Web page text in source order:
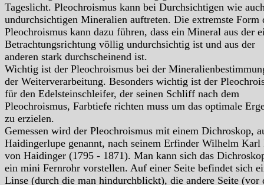
Tageslicht. Pleochroismus kann bei Durchsichtigen wie
undurchsichtigen Mineralien auftreten. Die extremste Form
Pleochroismus kann dazu führen, dass ein Mineral aus der
Betrachtungsrichtung völlig undurchsichtig ist und aus der
anderen stark durchscheinend ist.
Wichtig ist der Pleochroismus bei der
der Weiterverarbeitung. Besonders wichtig ist der
für den Edelsteinschleifer, der seinen Schliff nach dem
Pleochroismus, Farbtiefe richten muss um das optimale
zu erzielen.
Gemessen wird der Pleochroismus mit einem Dichroskop,
Haidingerlupe genannt, nach seinem Erfinder Wilhelm Karl
von Haidinger (1795 - 1871). Man kann sich das
ein mini Fernrohr vorstellen. Auf einer Seite befindet sich
Linse (durch die man hindurchblickt), die andere Seite (vor